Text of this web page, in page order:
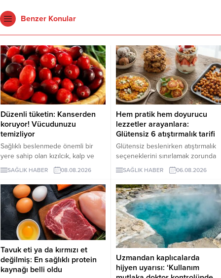
Benzer Konular
Düzenli tüketin: Kanserden
koruyor! Vücudunuzu
temizliyor
Sağlıklı beslenmede önemli bir
yere sahip olan kızılcık, kalp ve
damar sistemini desteklerken
bağışıklık sisteminin güçlenmesine
de katkı sağlıyor. Enfeksiyonlara
karşı koruyucu etkileriyle bilinen
kızılcık, bazı kanser türlerine karşı
koruyucu rol oynarken vücuttaki
iltihaplanmanın göstergelerinden
biri olan CRP seviyesinin
SAĞLIK HABER 08.08.2026
Hem pratik hem doyurucu
lezzetler arayanlara:
Glütensiz 6 atıştırmalık tarifi
Glütensiz beslenirken atıştırmalık
seçeneklerini sınırlamak zorunda
değilsiniz. Evde kolayca
hazırlayabileceğiniz bu 5 glütensiz
tarif, hem pratik hem de lezzetli
alternatifler sunuyor.
SAĞLIK HABER 06.08.2026
Tavuk eti ya da kırmızı et
değilmiş: En sağlıklı protein
kaynağı belli oldu
Uzmandan kaplıcalarda
hijyen uyarısı: ‘Kullanım